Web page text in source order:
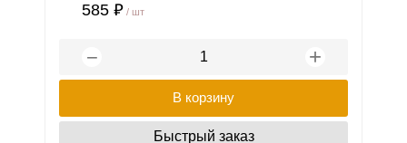
585 ₽ / шт
− +
В корзину
Быстрый заказ